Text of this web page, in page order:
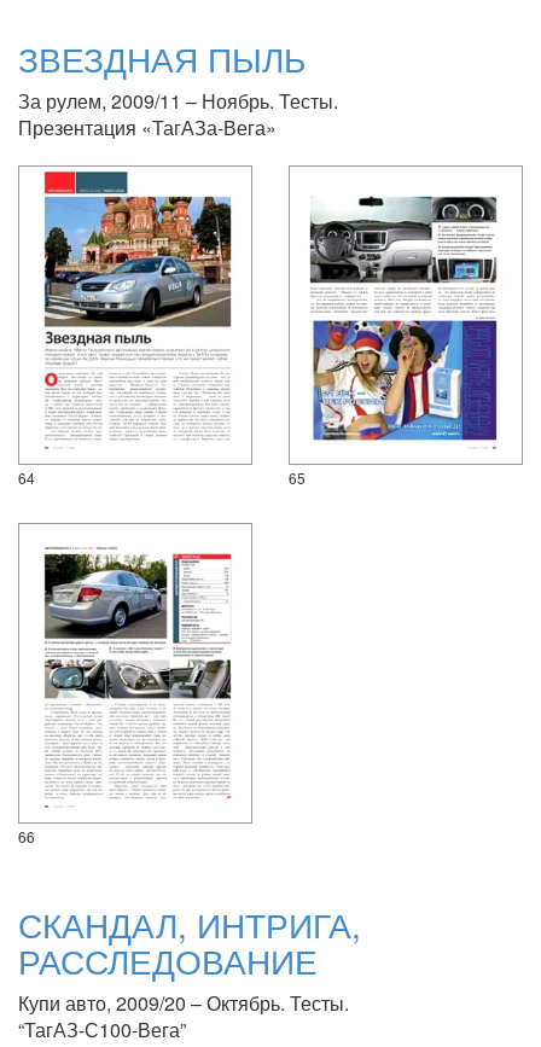
ЗВЕЗДНАЯ ПЫЛЬ
За рулем, 2009/11 – Ноябрь. Тесты.
Презентация «ТагАЗа-Вега»
64 65
66
СКАНДАЛ, ИНТРИГА,
РАССЛЕДОВАНИЕ
Купи авто, 2009/20 – Октябрь. Тесты.
“ТагАЗ-С100-Вега”